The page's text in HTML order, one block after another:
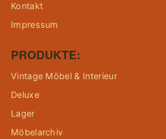
Kontakt
Impressum
PRODUKTE:
Vintage Möbel & Interieur
Deluxe
Lager
Möbelarchiv